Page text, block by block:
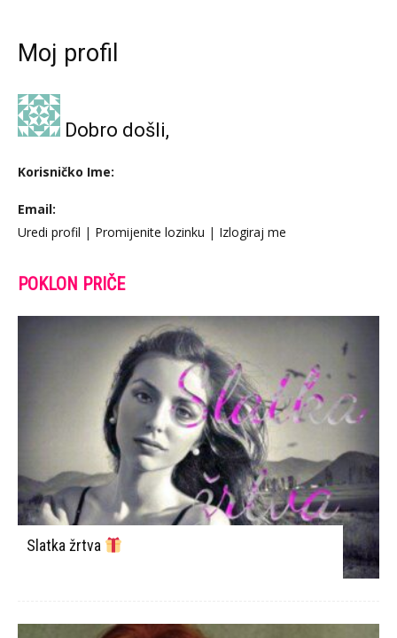
Moj profil
Dobro došli,
Korisničko Ime:
Email:
Uredi profil | Promijenite lozinku | Izlogiraj me
POKLON PRIČE
Slatka žrtva